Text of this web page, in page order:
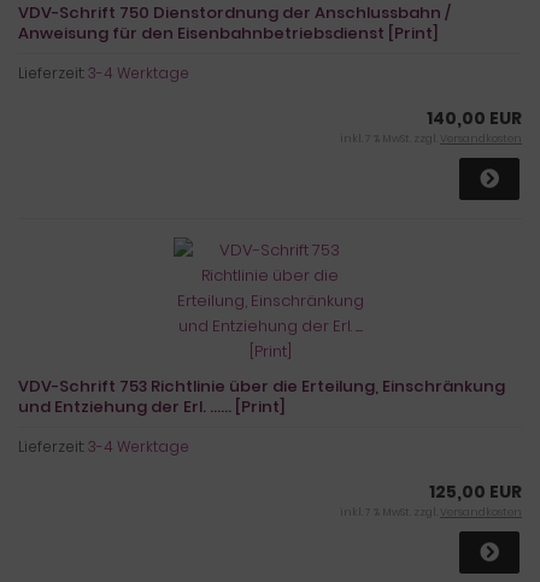
VDV-Schrift 750 Dienstordnung der Anschlussbahn /
Anweisung für den Eisenbahnbetriebsdienst [Print]
Lieferzeit:3-4 Werktage
140,00 EUR
inkl. 7 % MwSt. zzgl. Versandkosten
VDV-Schrift 753 Richtlinie über die Erteilung, Einschränkung
und Entziehung der Erl. ...... [Print]
Lieferzeit:3-4 Werktage
125,00 EUR
inkl. 7 % MwSt. zzgl. Versandkosten